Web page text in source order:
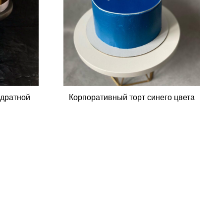
Корпоративный торт синего цвета